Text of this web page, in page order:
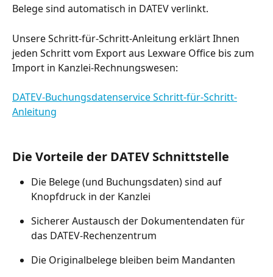
Belege sind automatisch in DATEV verlinkt.
Unsere Schritt-für-Schritt-Anleitung erklärt Ihnen
jeden Schritt vom Export aus Lexware Office bis zum
Import in Kanzlei-Rechnungswesen:
DATEV-Buchungsdatenservice Schritt-für-Schritt-
Anleitung
Die Vorteile der DATEV Schnittstelle
Die Belege (und Buchungsdaten) sind auf
Knopfdruck in der Kanzlei
Sicherer Austausch der Dokumentendaten für
das DATEV-Rechenzentrum
Die Originalbelege bleiben beim Mandanten